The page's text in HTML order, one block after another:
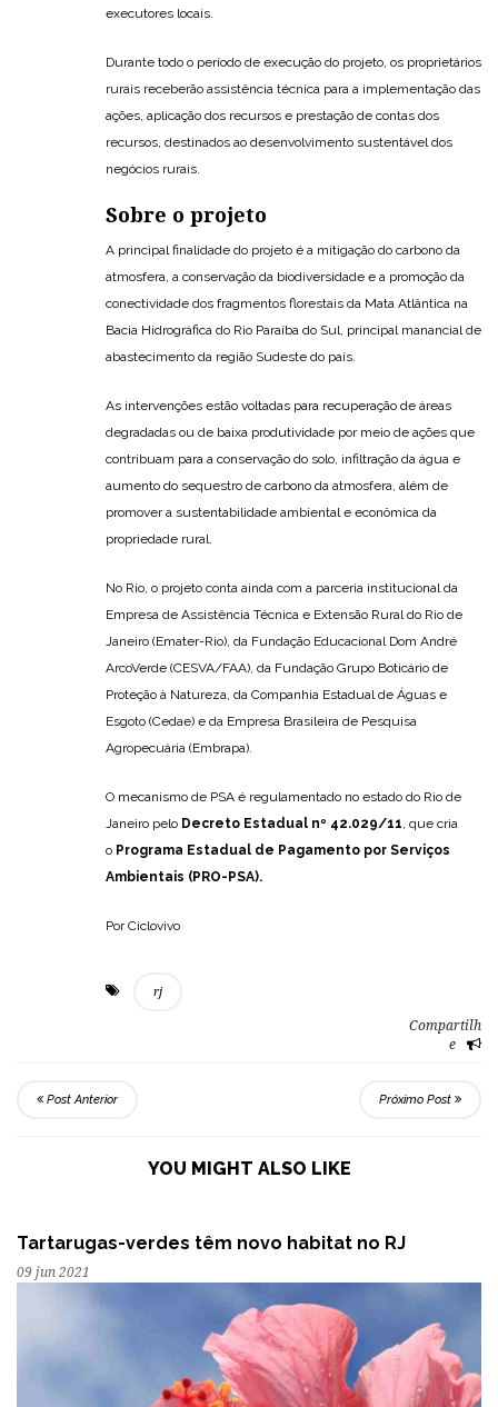
executores locais.
Durante todo o período de execução do projeto, os proprietários
rurais receberão assistência técnica para a implementação das
ações, aplicação dos recursos e prestação de contas dos
recursos, destinados ao desenvolvimento sustentável dos
negócios rurais.
Sobre o projeto
A principal finalidade do projeto é a mitigação do carbono da
atmosfera, a conservação da biodiversidade e a promoção da
conectividade dos fragmentos florestais da Mata Atlântica na
Bacia Hidrográfica do Rio Paraíba do Sul, principal manancial de
abastecimento da região Sudeste do país.
As intervenções estão voltadas para recuperação de áreas
degradadas ou de baixa produtividade por meio de ações que
contribuam para a conservação do solo, infiltração da água e
aumento do sequestro de carbono da atmosfera, além de
promover a sustentabilidade ambiental e econômica da
propriedade rural.
No Rio, o projeto conta ainda com a parceria institucional da
Empresa de Assistência Técnica e Extensão Rural do Rio de
Janeiro (Emater-Rio), da Fundação Educacional Dom André
ArcoVerde (CESVA/FAA), da Fundação Grupo Boticário de
Proteção à Natureza, da Companhia Estadual de Águas e
Esgoto (Cedae) e da Empresa Brasileira de Pesquisa
Agropecuária (Embrapa).
O mecanismo de PSA é regulamentado no estado do Rio de
Janeiro pelo Decreto Estadual nº 42.029/11 , que cria
o Programa Estadual de Pagamento por Serviços
Ambientais (PRO-PSA).
Por Ciclovivo
rj
Compartilh
e
Post Anterior Próximo Post
YOU MIGHT ALSO LIKE
Tartarugas-verdes têm novo habitat no RJ
09 jun 2021